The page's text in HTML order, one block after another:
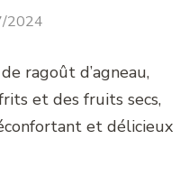
2024
ragoût d’agneau,
et des fruits secs,
et délicieux